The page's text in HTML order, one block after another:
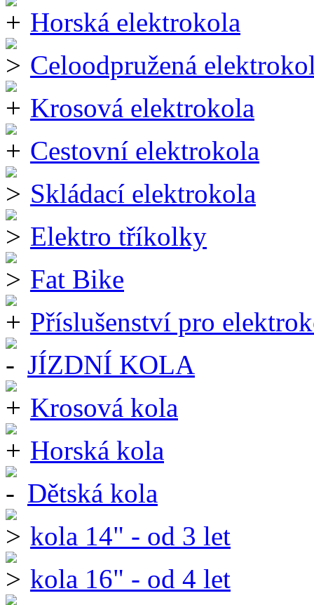
Horská elektrokola
Celoodpružená
Krosová elektrokola
Cestovní elektrokola
Skládací elektrokola
Elektro tříkolky
Fat Bike
Příslušenství pro
JÍZDNÍ KOLA
Krosová kola
Horská kola
Dětská kola
kola 14" - od 3 let
kola 16" - od 4 let